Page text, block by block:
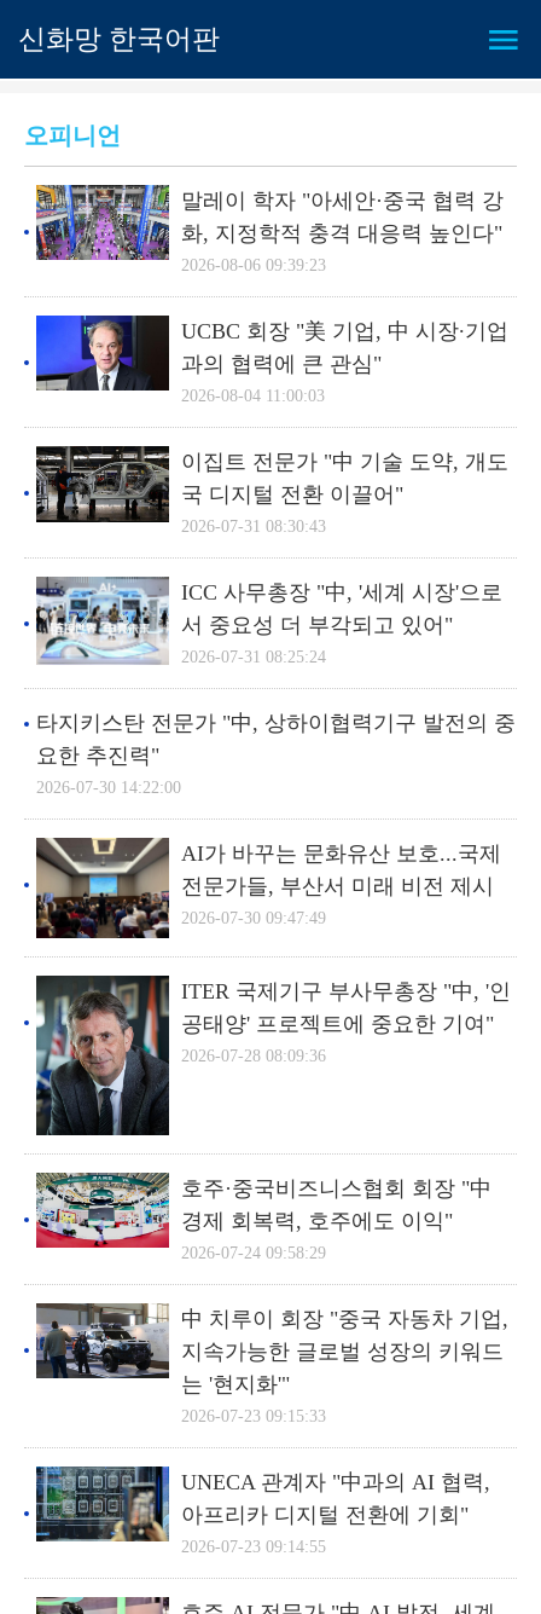
신화망 한국어판
오피니언
말레이 학자 "아세안·중국 협력 강
화, 지정학적 충격 대응력 높인다"
2026-08-06 09:39:23
UCBC 회장 "美 기업, 中 시장∙기업
과의 협력에 큰 관심"
2026-08-04 11:00:03
이집트 전문가 "中 기술 도약, 개도
국 디지털 전환 이끌어"
2026-07-31 08:30:43
ICC 사무총장 "中, '세계 시장'으로
서 중요성 더 부각되고 있어"
2026-07-31 08:25:24
타지키스탄 전문가 "中, 상하이협력기구 발전의 중
요한 추진력"
2026-07-30 14:22:00
AI가 바꾸는 문화유산 보호...국제
전문가들, 부산서 미래 비전 제시
2026-07-30 09:47:49
ITER 국제기구 부사무총장 "中, '인
공태양' 프로젝트에 중요한 기여"
2026-07-28 08:09:36
호주·중국비즈니스협회 회장 "中
경제 회복력, 호주에도 이익"
2026-07-24 09:58:29
中 치루이 회장 "중국 자동차 기업,
지속가능한 글로벌 성장의 키워드
는 '현지화'"
2026-07-23 09:15:33
UNECA 관계자 "中과의 AI 협력,
아프리카 디지털 전환에 기회"
2026-07-23 09:14:55